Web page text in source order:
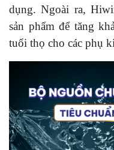
dụng. Ngoài ra,
sản phẩm để tăng
tuổi thọ cho các phụ